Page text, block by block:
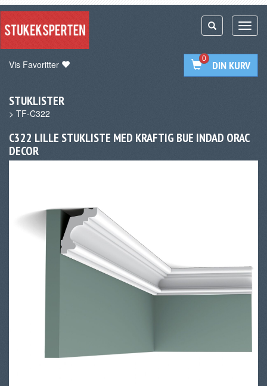
Vis Favoritter
0
DIN KURV
STUKLISTER
> TF-C322
C322 LILLE STUKLISTE MED KRAFTIG BUE INDAD ORAC
DECOR